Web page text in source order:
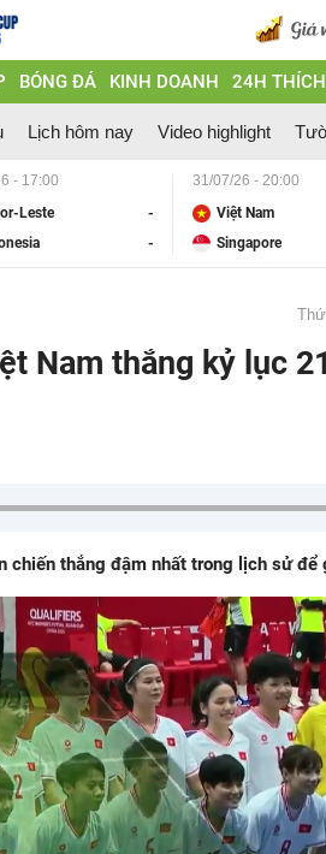
BÓNG ĐÁ KINH DOANH 24H
Lịch hôm nay Video highlight
- 17:00
Leste
-
-
31/07/26 - 20:00
Việt Nam
Singapore
Nam thắng kỷ lục
chiến thắng đậm nhất trong lịch sử